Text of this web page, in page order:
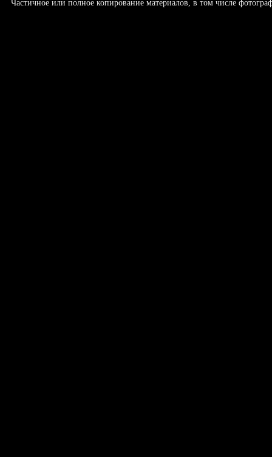
Частичное или полное копирование материалов, в том числе